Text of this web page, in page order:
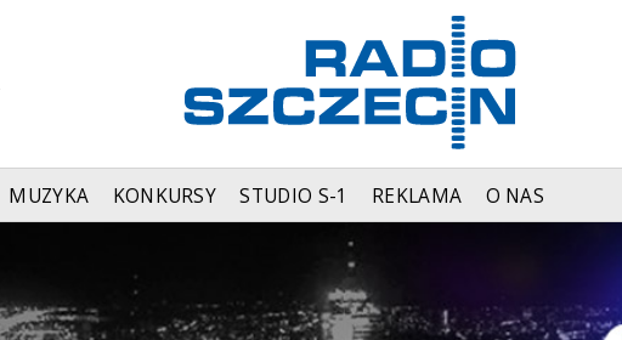
MUZYKA KONKURSY STUDIO S-1 REKLAMA O NAS